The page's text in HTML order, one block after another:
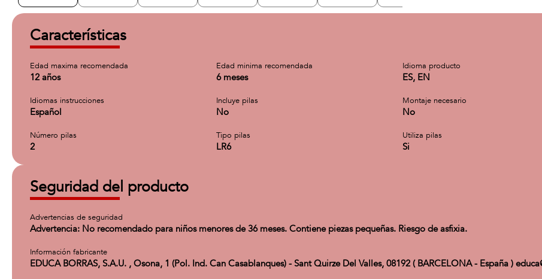
Características
Edad maxima recomendada
12 años
Edad minima recomendada
6 meses
Idioma producto
ES, EN
Idiomas instrucciones
Español
Incluye pilas
No
Montaje necesario
No
Número pilas
2
Tipo pilas
LR6
Utiliza pilas
Si
Seguridad del producto
Advertencias de seguridad
Advertencia: No recomendado para niños menores de 36 meses. Contiene piezas pequeñas. Riesgo de asfixia.
Información fabricante
EDUCA BORRAS, S.A.U. , Osona, 1 (Pol. Ind. Can Casablanques) - Sant Quirze Del Valles, 08192 ( BARCELONA - España )